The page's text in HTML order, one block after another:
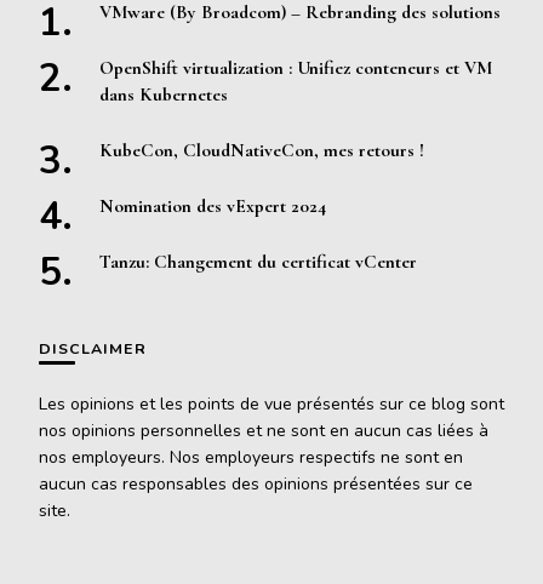
VMware (By Broadcom) – Rebranding des solutions
OpenShift virtualization : Unifiez conteneurs et VM
dans Kubernetes
KubeCon, CloudNativeCon, mes retours !
Nomination des vExpert 2024
Tanzu: Changement du certificat vCenter
DISCLAIMER
Les opinions et les points de vue présentés sur ce blog sont
nos opinions personnelles et ne sont en aucun cas liées à
nos employeurs. Nos employeurs respectifs ne sont en
aucun cas responsables des opinions présentées sur ce
site.